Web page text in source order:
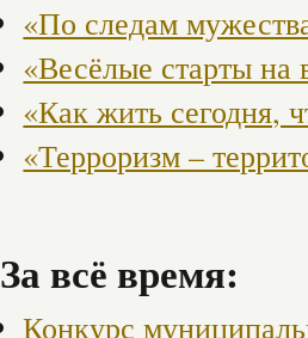
«По следам
«Весёлые старты на
«Как жить сегодня,
«Терроризм –
За всё время:
Конкурс